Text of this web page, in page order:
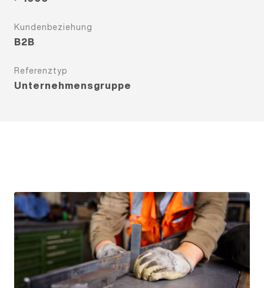
Kundenbeziehung
B2B
Referenztyp
Unternehmensgruppe